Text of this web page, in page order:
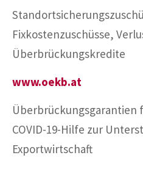
Fixkostenzuschüsse,
Überbrückungskredite
www.oekb.at
COVID-19-Hilfe zur
Exportwirtschaft